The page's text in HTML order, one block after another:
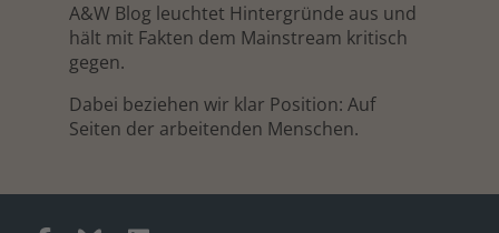
A&W Blog leuchtet Hintergründe aus und
hält mit Fakten dem Mainstream kritisch
gegen.
Dabei beziehen wir klar Position: Auf
Seiten der arbeitenden Menschen.